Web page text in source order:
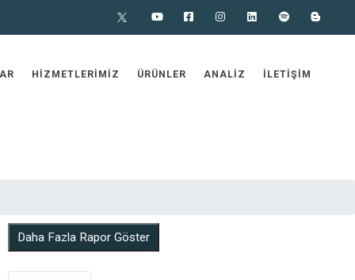
X Youtube FacebookInstagramLinkedinSpotify
HIZMETLERIMIZ ÜRÜNLER ANALIZ İLETIŞIM
Daha Fazla Rapor Göster